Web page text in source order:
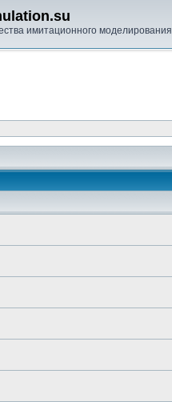
имитационного моделирования